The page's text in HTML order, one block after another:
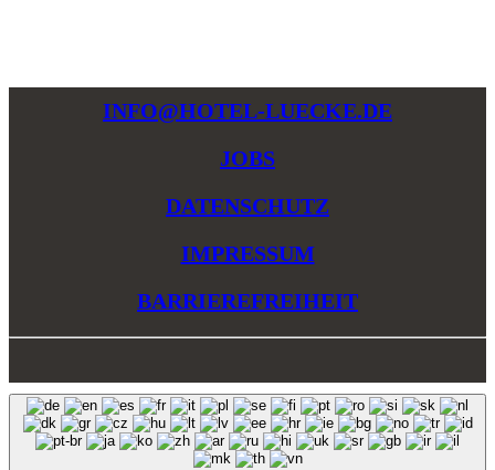
INFO@HOTEL-LUECKE.DE
JOBS
DATENSCHUTZ
IMPRESSUM
BARRIEREFREIHEIT